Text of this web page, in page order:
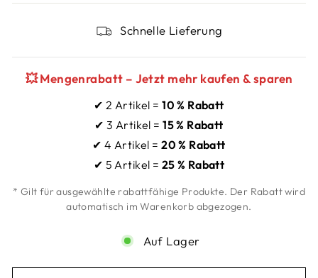
Schnelle Lieferung
💥 Mengenrabatt – Jetzt mehr kaufen & sparen
✔ 2 Artikel =10 % Rabatt
✔ 3 Artikel =15 % Rabatt
✔ 4 Artikel =20 % Rabatt
✔ 5 Artikel = 25 % Rabatt
* Gilt für ausgewählte rabattfähige Produkte. Der Rabatt wird
automatisch im Warenkorb abgezogen.
Auf Lager